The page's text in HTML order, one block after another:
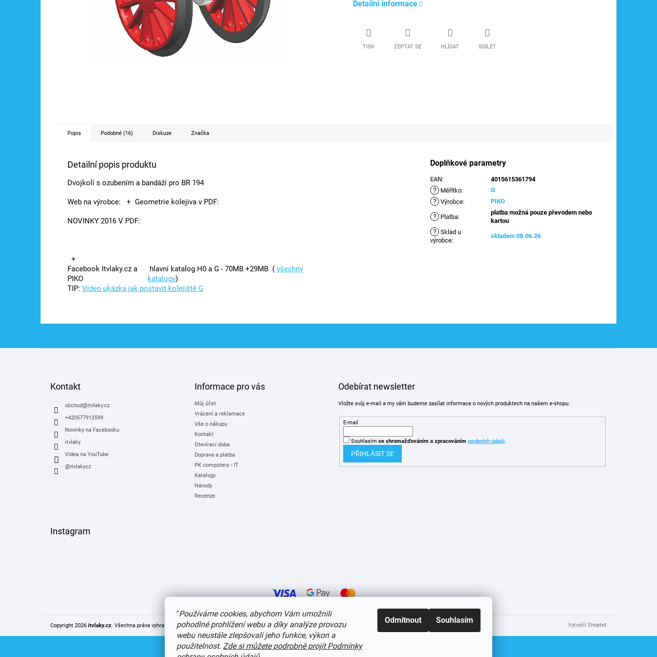
"Používáme cookies, abychom Vám umožnili
pohodlné prohlížení webu a díky analýze provozu
webu neustále zlepšovali jeho funkce, výkon a
použitelnost. Zde si můžete podrobně projít Podmínky
Odmítnout Souhlasím
Detailní informace
TISK ZEPTAT SE HLÍDAT SDÍLET
Popis Podobné (16) Diskuze Značka
Detailní popis produktu
Dvojkolí s ozubením a bandáží pro BR 194
Web na výrobce: + Geometrie kolejiva v PDF:
NOVINKY 2016 V PDF:
+
Facebook Itvlaky.cz a
PIKO
hlavní katalog H0 a G - 70MB +29MB ( všechny
katalogy)
TIP: Video ukázka jak postavit kolejiště G
Doplňkové parametry
EAN: 4015615361794
? Měřítko: G
? Výrobce: PIKO
? Platba:
platba možná pouze převodem nebo
kartou
? Sklad u
výrobce:
skladem 08.06.26
Kontakt
obchod@itvlaky.cz
+420577912599
Novinky na Facebooku
itvlaky
Videa na YouTube
@itvlakycz
Informace pro vás
Můj účet
Vrácení a reklamace
Vše o nákupu
Kontakt
Otevírací doba
Doprava a platba
PK computers - IT
Katalogy
Návody
Recenze
Odebírat newsletter
Vložte svůj e-mail a my vám budeme zasílat informace o nových produktech na našem e-shopu.
E-mail
Souhlasím se shromažďováním a zpracováním osobních údajů.
PŘIHLÁSIT SE
Instagram
Vytvořil Shoptet
Copyright 2026 itvlaky.cz. Všechna práva vyhrazena.Upravit nastavení cookies